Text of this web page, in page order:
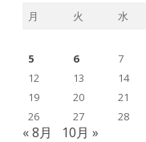
月
火 水
5
6 7
12
13 14
19
20 21
26
27 28
« 8月 10月 »